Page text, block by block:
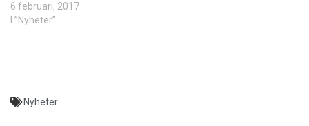
6 februari, 2017
I ”Nyheter”
Nyheter